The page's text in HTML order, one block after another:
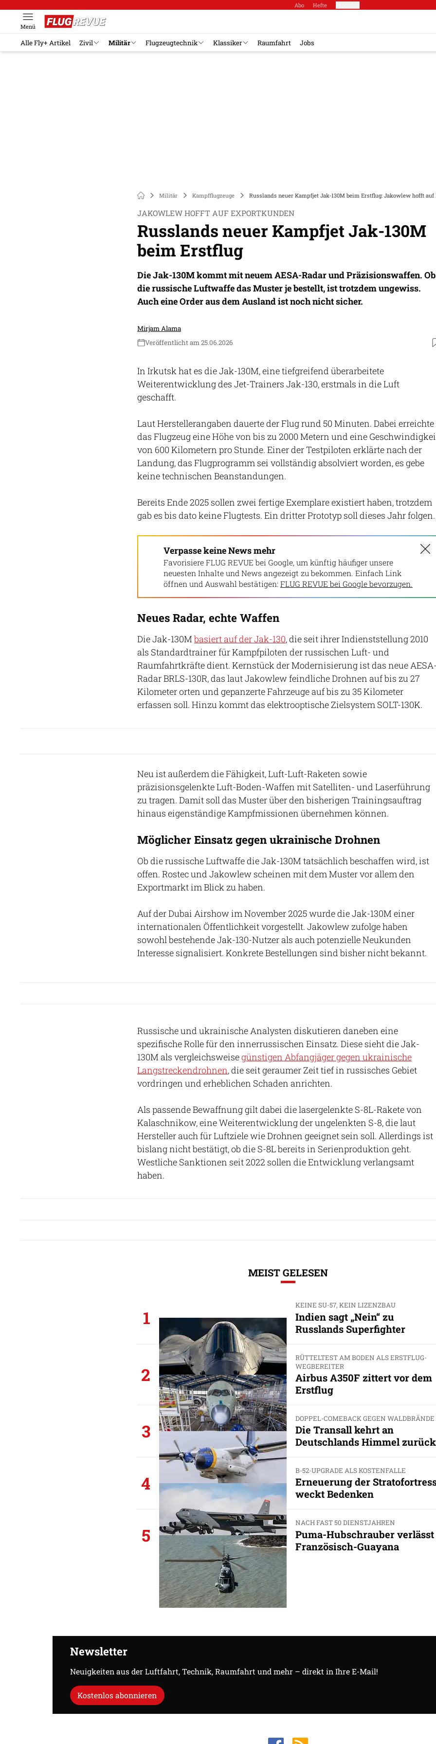
Abo Hefte
Menü
Alle Fly+ Artikel Zivil Militär Flugzeugtechnik Klassiker Raumfahrt Jobs
Militär Kampfflugzeuge Russlands neuer Kampfjet Jak-130M beim Erstflug: Jakowlew hofft
JAKOWLEW HOFFT AUF EXPORTKUNDEN
Russlands neuer Kampfjet Jak-130M
beim Erstflug
Die Jak-130M kommt mit neuem AESA-Radar und Präzisionswaffen. Ob
die russische Luftwaffe das Muster je bestellt, ist trotzdem ungewiss.
Auch eine Order aus dem Ausland ist noch nicht sicher.
Mirjam Alama
Veröffentlicht am 25.06.2026
In Irkutsk hat es die Jak-130M, eine tiefgreifend überarbeitete
Weiterentwicklung des Jet-Trainers Jak-130, erstmals in die Luft
geschafft.
Laut Herstellerangaben dauerte der Flug rund 50 Minuten. Dabei erreichte
das Flugzeug eine Höhe von bis zu 2000 Metern und eine
von 600 Kilometern pro Stunde. Einer der Testpiloten erklärte nach der
Landung, das Flugprogramm sei vollständig absolviert worden, es gebe
keine technischen Beanstandungen.
Bereits Ende 2025 sollen zwei fertige Exemplare existiert haben, trotzdem
gab es bis dato keine Flugtests. Ein dritter Prototyp soll dieses Jahr folgen.
Verpasse keine News mehr
Favorisiere FLUG REVUE bei Google, um künftig häufiger unsere
neuesten Inhalte und News angezeigt zu bekommen. Einfach Link
öffnen und Auswahl bestätigen: FLUG REVUE bei Google bevorzugen.
Neues Radar, echte Waffen
Die Jak-130M basiert auf der Jak-130, die seit ihrer Indienststellung 2010
als Standardtrainer für Kampfpiloten der russischen Luft- und
Raumfahrtkräfte dient. Kernstück der Modernisierung ist das neue
Radar BRLS-130R, das laut Jakowlew feindliche Drohnen auf bis zu 27
Kilometer orten und gepanzerte Fahrzeuge auf bis zu 35 Kilometer
erfassen soll. Hinzu kommt das elektrooptische Zielsystem SOLT-130K.
Neu ist außerdem die Fähigkeit, Luft-Luft-Raketen sowie
präzisionsgelenkte Luft-Boden-Waffen mit Satelliten- und Laserführung
zu tragen. Damit soll das Muster über den bisherigen Trainingsauftrag
hinaus eigenständige Kampfmissionen übernehmen können.
Möglicher Einsatz gegen ukrainische Drohnen
Ob die russische Luftwaffe die Jak-130M tatsächlich beschaffen wird, ist
offen. Rostec und Jakowlew scheinen mit dem Muster vor allem den
Exportmarkt im Blick zu haben.
Auf der Dubai Airshow im November 2025 wurde die Jak-130M einer
internationalen Öffentlichkeit vorgestellt. Jakowlew zufolge haben
sowohl bestehende Jak-130-Nutzer als auch potenzielle Neukunden
Interesse signalisiert. Konkrete Bestellungen sind bisher nicht bekannt.
Russische und ukrainische Analysten diskutieren daneben eine
spezifische Rolle für den innerrussischen Einsatz. Diese sieht die Jak-
130M als vergleichsweisegünstigen Abfangjäger gegen ukrainische
Langstreckendrohnen, die seit geraumer Zeit tief in russisches Gebiet
vordringen und erheblichen Schaden anrichten.
Als passende Bewaffnung gilt dabei die lasergelenkte S-8L-Rakete von
Kalaschnikow, eine Weiterentwicklung der ungelenkten S-8, die laut
Hersteller auch für Luftziele wie Drohnen geeignet sein soll. Allerdings ist
bislang nicht bestätigt, ob die S-8L bereits in Serienproduktion geht.
Westliche Sanktionen seit 2022 sollen die Entwicklung verlangsamt
haben.
MEIST GELESEN
1
KEINE SU-57, KEIN LIZENZBAU
Indien sagt „Nein“ zu
Russlands Superfighter
2
RÜTTELTEST AM BODEN ALS ERSTFLUG-
WEGBEREITER
Airbus A350F zittert vor dem
Erstflug
3
DOPPEL-COMEBACK GEGEN WALDBRÄNDE
Die Transall kehrt an
Deutschlands Himmel
4
B-52-UPGRADE ALS KOSTENFALLE
Erneuerung der
weckt Bedenken
5
NACH FAST 50 DIENSTJAHREN
Puma-Hubschrauber verlässt
Französisch-Guayana
Newsletter
Neuigkeiten aus der Luftfahrt, Technik, Raumfahrt und mehr – direkt in Ihre E-Mail!
Kostenlos abonnieren